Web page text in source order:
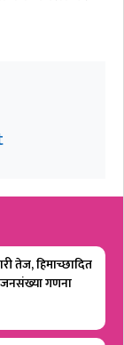
तेज, हिमाच्छादित
जनसंख्या गणना